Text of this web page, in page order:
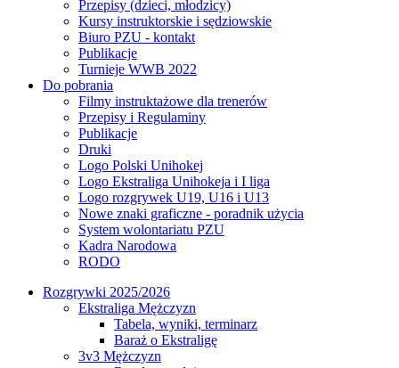
Przepisy (dzieci, młodzicy)
Kursy instruktorskie i sędziowskie
Biuro PZU - kontakt
Publikacje
Turnieje WWB 2022
Do pobrania
Filmy instruktażowe dla trenerów
Przepisy i Regulaminy
Publikacje
Druki
Logo Polski Unihokej
Logo Ekstraliga Unihokeja i I liga
Logo rozgrywek U19, U16 i U13
Nowe znaki graficzne - poradnik użycia
System wolontariatu PZU
Kadra Narodowa
RODO
Rozgrywki 2025/2026
Ekstraliga Mężczyzn
Tabela, wyniki, terminarz
Baraż o Ekstraligę
3v3 Mężczyzn